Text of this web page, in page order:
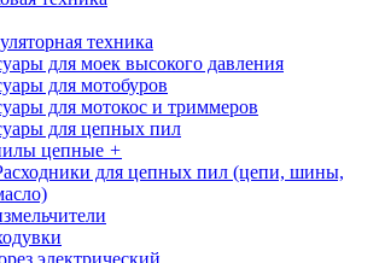
техника
для моек высокого давления
для мотобуров
для мотокос и триммеров
для цепных пил
цепные +
для цепных пил (цепи, шины,
электрический